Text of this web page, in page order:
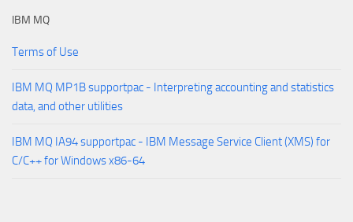
IBM MQ
Terms of Use
IBM MQ MP1B supportpac - Interpreting accounting and statistics
data, and other utilities
IBM MQ IA94 supportpac - IBM Message Service Client (XMS) for
C/C++ for Windows x86-64